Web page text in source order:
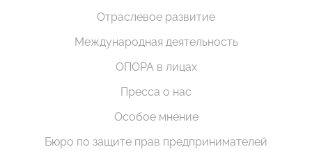
Отраслевое развитие
Международная деятельность
ОПОРА в лицах
Пресса о нас
Особое мнение
Бюро по защите прав предпринимателей